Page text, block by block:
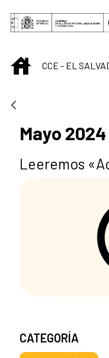
Saltar al contenido
INICIOCCE - EL
Mayo 2024
Leeremos
CATEGORÍA